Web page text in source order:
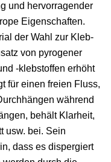
und hervorragender
Eigenschaften.
der Wahl zur Kleb-
von pyrogener
-klebstoffen erhöht
für einen freien Fluss,
während
behält Klarheit,
usw. bei. Sein
dass es dispergiert